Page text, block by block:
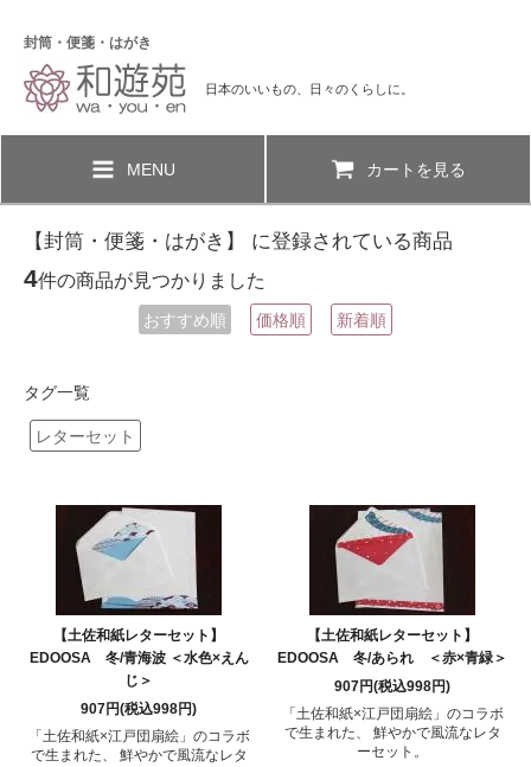
封筒・便箋・はがき
日本のいいもの、日々のくらしに。
MENU カートを見る
【封筒・便箋・はがき】 に登録されている商品
4件の商品が見つかりました
おすすめ順 価格順 新着順
タグ一覧
レターセット
【土佐和紙レターセット】
EDOOSA 冬/青海波 ＜水色×えん
じ＞
907円(税込998円)
「土佐和紙×江戸団扇絵」のコラボ
で生まれた、 鮮やかで風流なレタ
【土佐和紙レターセット】
EDOOSA 冬/あられ ＜赤×青緑＞
907円(税込998円)
「土佐和紙×江戸団扇絵」のコラボ
で生まれた、 鮮やかで風流なレタ
ーセット。